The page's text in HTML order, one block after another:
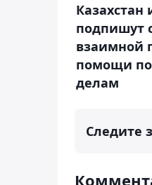
Казахстан
подпишут
взаимной
помощи
делам
Следите